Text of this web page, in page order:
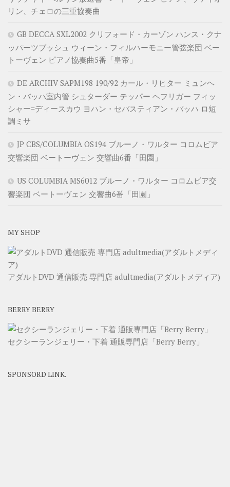
リン、チェロの三重協奏曲
GB DECCA SXL2002 クリフォード・カーゾン ハンス・クナ
ッパーツブッシュ ウィーン・フィルハーモニー管弦楽団 ベー
トーヴェン ピアノ協奏曲5番「皇帝」
DE ARCHIV SAPM198 190/92 カール・リヒター ミュンヘ
ン・バッハ室内管 シュターダー テッパー ヘフリガー フィッ
シャー=ディースカウ ヨハン・セバスティアン・バッハ ロ短
調ミサ
JP CBS/COLUMBIA OS194 ブルーノ・ワルター コロムビア
交響楽団 ベートーヴェン 交響曲6番「田園」
US COLUMBIA MS6012 ブルーノ・ワルター コロムビア交
響楽団 ベートーヴェン 交響曲6番「田園」
MY SHOP
アダルトDVD 通信販売 専門店 adultmedia(アダルトメディア)
BERRY BERRY
セクシーランジェリー・下着 通販専門店「Berry Berry」
SPONSORD LINK.